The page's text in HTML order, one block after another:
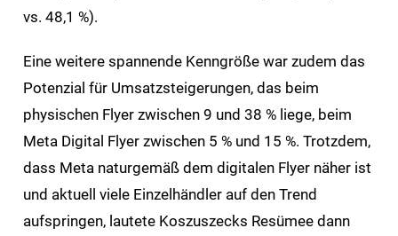
vs. 48,1 %).
Eine weitere spannende Kenngröße war zudem das
Potenzial für Umsatzsteigerungen, das beim
physischen Flyer zwischen 9 und 38 % liege, beim
Meta Digital Flyer zwischen 5 % und 15 %. Trotzdem,
dass Meta naturgemäß dem digitalen Flyer näher ist
und aktuell viele Einzelhändler auf den Trend
aufspringen, lautete Koszuszecks Resümee dann